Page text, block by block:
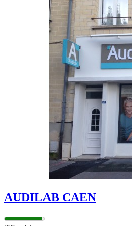
Bus - Place du Canada
Bus - Théâtre quai 2
Tram - Université - Tramway
Tram - Château-Quatrans -
Tram - Bernières - Twisto
Parking - Paul Doumer
Parking - Gardin
Parking - Indigo
Leaflet | ©
AUDILAB CAEN